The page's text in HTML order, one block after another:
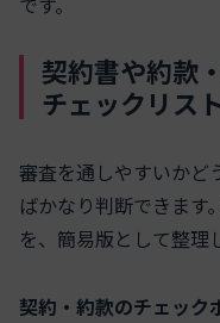
契約書や約款
チェックリスト
審査を通しやすいかど
ばかなり判断できます
を、簡易版として整理
契約・約款のチェック